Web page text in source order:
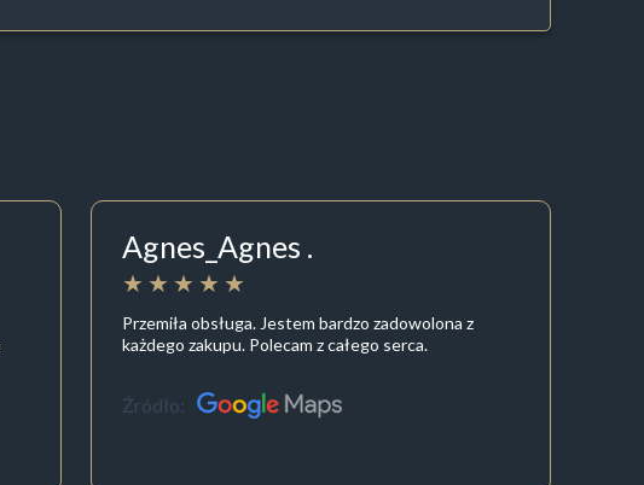
Agnes_Agnes .
Przemiła obsługa. Jestem bardzo zadowolona z
każdego zakupu. Polecam z całego serca.
Źródło: